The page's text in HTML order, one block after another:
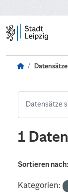
Datensätze
1
Sortieren nach
Kategorien: